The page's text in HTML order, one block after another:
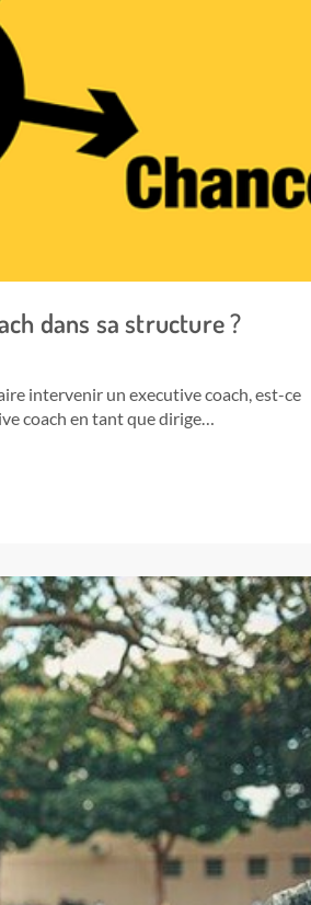
dans sa structure ?
intervenir un executive coach, est-ce
coach en tant que dirige…